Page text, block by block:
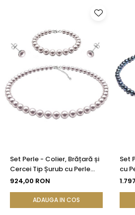
Set Perle - Colier, Brățară și
Cercei Tip Șurub cu Perle
Naturale Albe 7-8 mm,
924,00 RON
ADAUGA IN COS
Set
cu
mm,